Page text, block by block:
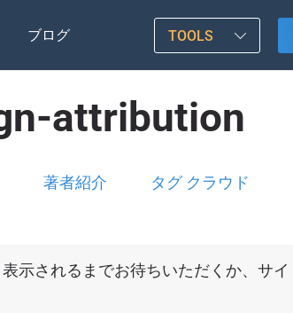
ブログ TOOLS
attribution
著者紹介 タグ クラウド